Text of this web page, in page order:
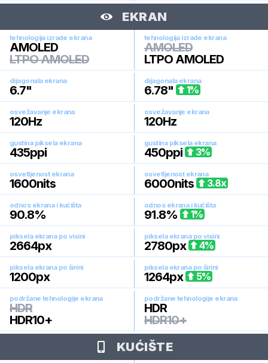
EKRAN
tehnologija izrade ekrana
AMOLED
LTPO AMOLED
tehnologija izrade ekrana
AMOLED
LTPO AMOLED
dijagonala ekrana
6.7"
dijagonala ekrana
6.78" 1%
osvežavanje ekrana
120Hz
osvežavanje ekrana
120Hz
gustina piksela ekrana
435ppi
gustina piksela ekrana
450ppi 3%
osvetljenost ekrana
1600nits
osvetljenost ekrana
6000nits 3.8x
odnos ekrana i kućišta
90.8%
odnos ekrana i kućišta
91.8% 1%
piksela ekrana po visini
2664px
piksela ekrana po visini
2780px 4%
piksela ekrana po širini
1200px
piksela ekrana po širini
1264px 5%
podržane tehnologije ekrana
HDR
HDR10+
podržane tehnologije ekrana
HDR
HDR10+
KUĆIŠTE